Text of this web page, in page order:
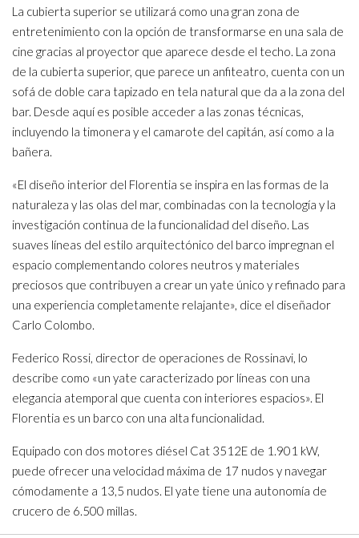
La cubierta superior se utilizará como una gran zona de
entretenimiento con la opción de transformarse en una sala de
cine gracias al proyector que aparece desde el techo. La zona
de la cubierta superior, que parece un anfiteatro, cuenta con un
sofá de doble cara tapizado en tela natural que da a la zona del
bar. Desde aquí es posible acceder a las zonas técnicas,
incluyendo la timonera y el camarote del capitán, así como a la
bañera.
«El diseño interior del Florentia se inspira en las formas de la
naturaleza y las olas del mar, combinadas con la tecnología y la
investigación continua de la funcionalidad del diseño. Las
suaves líneas del estilo arquitectónico del barco impregnan el
espacio complementando colores neutros y materiales
preciosos que contribuyen a crear un yate único y refinado para
una experiencia completamente relajante», dice el diseñador
Carlo Colombo.
Federico Rossi, director de operaciones de Rossinavi, lo
describe como «un yate caracterizado por líneas con una
elegancia atemporal que cuenta con interiores espacios». El
Florentia es un barco con una alta funcionalidad.
Equipado con dos motores diésel Cat 3512E de 1.901 kW,
puede ofrecer una velocidad máxima de 17 nudos y navegar
cómodamente a 13,5 nudos. El yate tiene una autonomía de
crucero de 6.500 millas.